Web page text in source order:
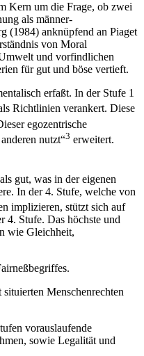
Kern um die Frage, ob zwei
als männer-
(1984) anknüpfend an Piaget
von Moral
und vorfindlichen
für gut und böse vertieft.
erfaßt. In der Stufe 1
Richtlinien verankert. Diese
egozentrische
nutzt“3 erweitert.
gut, was in der eigenen
In der 4. Stufe, welche von
implizieren, stützt sich auf
4. Stufe. Das höchste und
wie Gleichheit,
Menschenrechten
vorauslaufende
sowie Legalität und